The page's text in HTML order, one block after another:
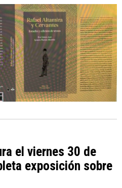
el viernes 30 de
exposición sobre